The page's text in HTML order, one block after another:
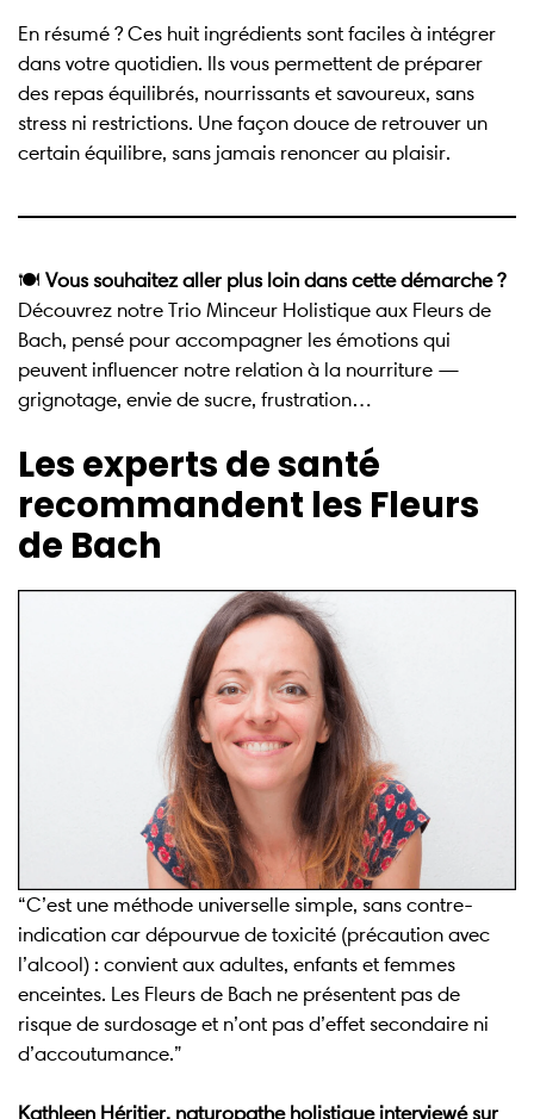
En résumé ? Ces huit ingrédients sont faciles à intégrer
dans votre quotidien. Ils vous permettent de préparer
des repas équilibrés, nourrissants et savoureux, sans
stress ni restrictions. Une façon douce de retrouver un
certain équilibre, sans jamais renoncer au plaisir.
🍽️ Vous souhaitez aller plus loin dans cette démarche ?
Découvrez notre Trio Minceur Holistique aux Fleurs de
Bach, pensé pour accompagner les émotions qui
peuvent influencer notre relation à la nourriture —
grignotage, envie de sucre, frustration…
Les experts de santé
recommandent les Fleurs
de Bach
“C’est une méthode universelle simple, sans contre-
indication car dépourvue de toxicité (précaution avec
l’alcool) : convient aux adultes, enfants et femmes
enceintes. Les Fleurs de Bach ne présentent pas de
risque de surdosage et n’ont pas d’effet secondaire ni
d’accoutumance.”
Kathleen Héritier, naturopathe holistique interviewé sur